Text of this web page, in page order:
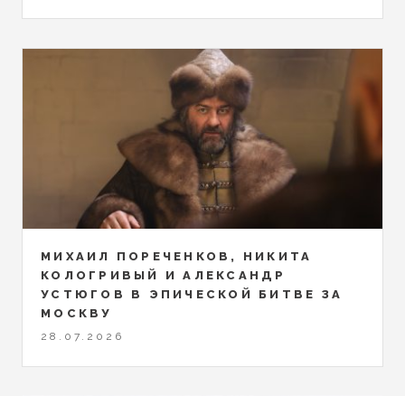
МИХАИЛ ПОРЕЧЕНКОВ, НИКИТА
КОЛОГРИВЫЙ И АЛЕКСАНДР
УСТЮГОВ В ЭПИЧЕСКОЙ БИТВЕ ЗА
МОСКВУ
28.07.2026